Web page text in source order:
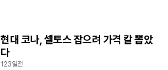
현대 코나, 셀토스 잡으려 가격 칼 뽑았
다
123일전